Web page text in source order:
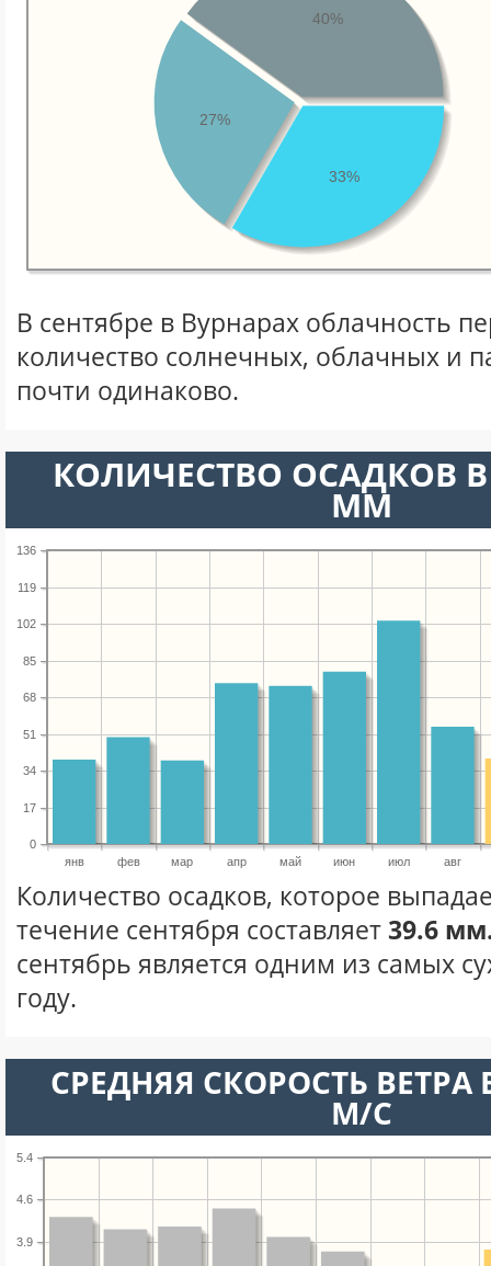
33%
27%
40%
В сентябре в Вурнарах облачность
количество солнечных, облачных и
почти одинаково.
КОЛИЧЕСТВО ОСАДКОВ В
ММ
янв фев мар апр май июн июл авг
0
17
34
51
68
85
102
119
136
Количество осадков, которое
течение сентября составляет39.6
сентябрь является одним из самых
году.
СРЕДНЯЯ СКОРОСТЬ ВЕТРА
М/С
3.9
4.6
5.4